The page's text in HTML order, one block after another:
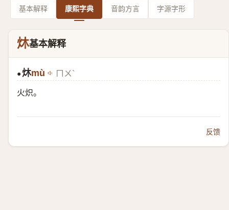
基本解释 康熙字典 音韵方言 字源字形
炑基本解释
●炑mù ㄇㄨˋ
火炽。
反馈